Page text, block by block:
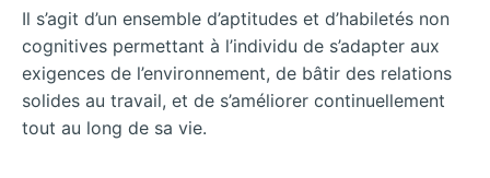
Il s’agit d’un ensemble d’aptitudes et d’habiletés non
cognitives permettant à l’individu de s’adapter aux
exigences de l’environnement, de bâtir des relations
solides au travail, et de s’améliorer continuellement
tout au long de sa vie.